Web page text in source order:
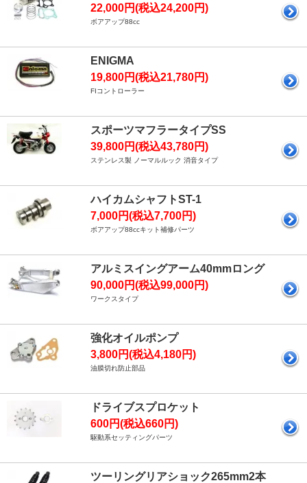
22,000円(税込24,200円)
ボアアップ88cc
ENIGMA
19,800円(税込21,780円)
FIコントローラー
スポーツマフラータイプSS
39,800円(税込43,780円)
ステンレス製 ノーマルルック 消音タイプ
ハイカムシャフトST-1
7,000円(税込7,700円)
ボアアップ88ccキット補修パーツ
アルミスイングアーム40mmロング
90,000円(税込99,000円)
ワークスタイプ
強化オイルポンプ
3,800円(税込4,180円)
油膜切れ防止部品
ドライブスプロケット
600円(税込660円)
駆動系セッティングパーツ
ツーリングリアショック265mm2本